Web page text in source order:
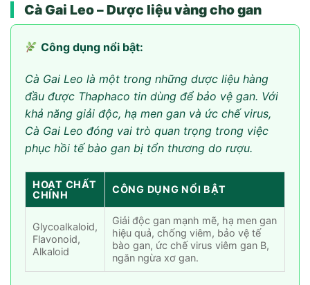
Cà Gai Leo – Dược liệu vàng cho gan
Công dụng nổi bật:
Cà Gai Leo là một trong những dược liệu hàng
đầu được Thaphaco tin dùng để bảo vệ gan. Với
khả năng giải độc, hạ men gan và ức chế virus,
Cà Gai Leo đóng vai trò quan trọng trong việc
phục hồi tế bào gan bị tổn thương do rượu.
HOẠT CHẤT
CHÍNH
CÔNG DỤNG NỔI BẬT
Glycoalkaloid,
Flavonoid,
Alkaloid
Giải độc gan mạnh mẽ, hạ men gan
hiệu quả, chống viêm, bảo vệ tế
bào gan, ức chế virus viêm gan B,
ngăn ngừa xơ gan.